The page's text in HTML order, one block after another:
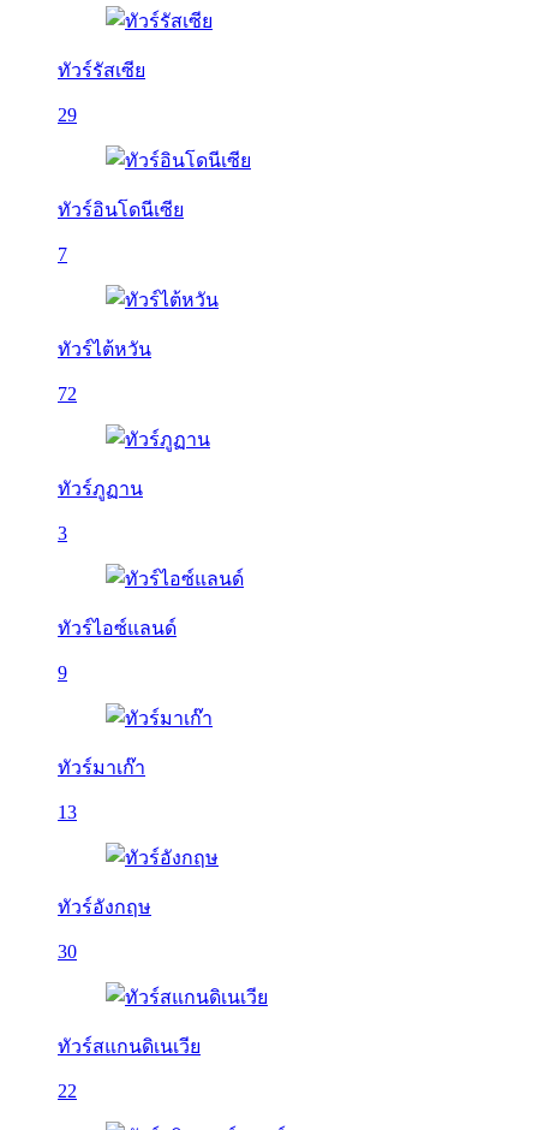
ทัวร์รัสเซีย
29
ทัวร์อินโดนีเซีย
7
ทัวร์ไต้หวัน
72
ทัวร์ภูฏาน
3
ทัวร์ไอซ์แลนด์
9
ทัวร์มาเก๊า
13
ทัวร์อังกฤษ
30
ทัวร์สแกนดิเนเวีย
22